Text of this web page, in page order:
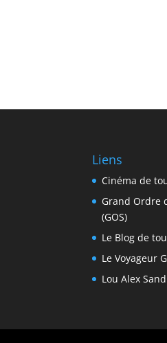
Liens
Cinéma de
Grand Ordre
(GOS)
Le Blog de
Le Voyageur
Lou Alex